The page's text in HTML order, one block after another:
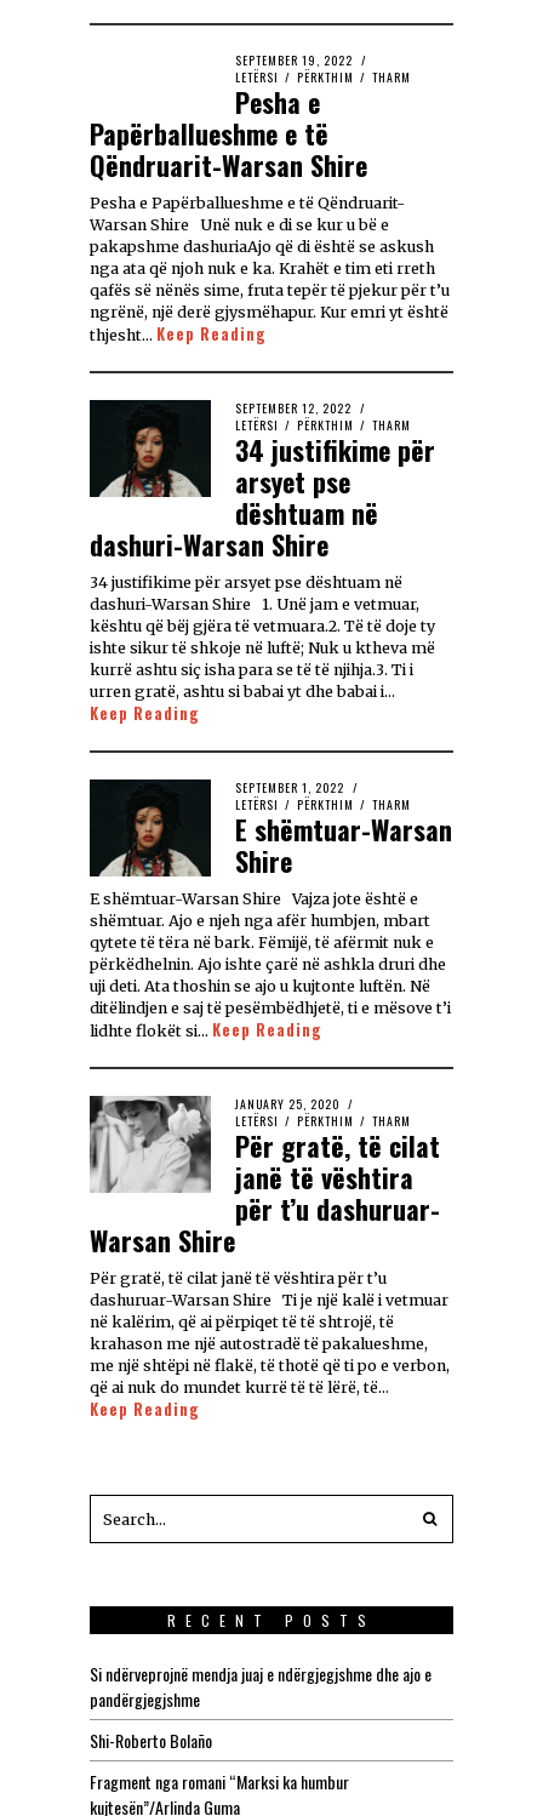
SEPTEMBER 19, 2022
LETËRSI / PËRKTHIM / THARM
Pesha e
Papërballueshme e të
Qëndruarit-Warsan Shire
Pesha e Papërballueshme e të Qëndruarit-
Warsan Shire Unë nuk e di se kur u bë e
pakapshme dashuriaAjo që di është se askush
nga ata që njoh nuk e ka. Krahët e tim eti rreth
qafës së nënës sime, fruta tepër të pjekur për t’u
ngrënë, një derë gjysmëhapur. Kur emri yt është
thjesht… Keep Reading
SEPTEMBER 12, 2022
LETËRSI / PËRKTHIM / THARM
34 justifikime për
arsyet pse
dështuam në
dashuri-Warsan Shire
34 justifikime për arsyet pse dështuam në
dashuri-Warsan Shire 1. Unë jam e vetmuar,
kështu që bëj gjëra të vetmuara.2. Të të doje ty
ishte sikur të shkoje në luftë; Nuk u ktheva më
kurrë ashtu siç isha para se të të njihja.3. Ti i
urren gratë, ashtu si babai yt dhe babai i…
Keep Reading
SEPTEMBER 1, 2022
LETËRSI / PËRKTHIM / THARM
E shëmtuar-Warsan
Shire
E shëmtuar-Warsan Shire Vajza jote është e
shëmtuar. Ajo e njeh nga afër humbjen, mbart
qytete të tëra në bark. Fëmijë, të afërmit nuk e
përkëdhelnin. Ajo ishte çarë në ashkla druri dhe
uji deti. Ata thoshin se ajo u kujtonte luftën. Në
ditëlindjen e saj të pesëmbëdhjetë, ti e mësove t’i
lidhte flokët si… Keep Reading
JANUARY 25, 2020
LETËRSI / PËRKTHIM / THARM
Për gratë, të cilat
janë të vështira
për t’u dashuruar-
Warsan Shire
Për gratë, të cilat janë të vështira për t’u
dashuruar-Warsan Shire Ti je një kalë i vetmuar
në kalërim, që ai përpiqet të të shtrojë, të
krahason me një autostradë të pakalueshme,
me një shtëpi në flakë, të thotë që ti po e verbon,
që ai nuk do mundet kurrë të të lërë, të…
Keep Reading
RECENT POSTS
Si ndërveprojnë mendja juaj e ndërgjegjshme dhe ajo e
pandërgjegjshme
Shi-Roberto Bolaño
Fragment nga romani “Marksi ka humbur
kujtesën”/Arlinda Guma